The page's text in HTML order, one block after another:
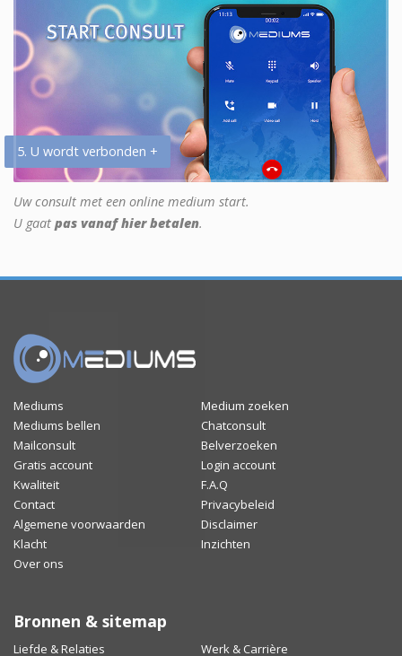
5. U wordt verbonden +
Uw consult met een online medium start.
U gaat pas vanaf hier betalen.
Mediums
Medium zoeken
Mediums bellen
Chatconsult
Mailconsult
Belverzoeken
Gratis account
Login account
Kwaliteit
F.A.Q
Contact
Privacybeleid
Algemene voorwaarden
Disclaimer
Klacht
Inzichten
Over ons
Bronnen & sitemap
Liefde & Relaties Werk & Carrière